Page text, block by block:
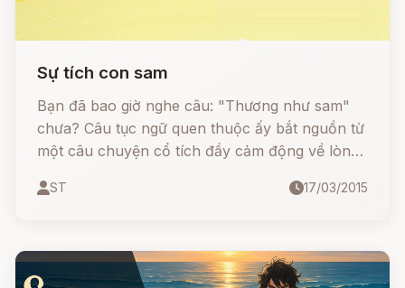
Sự tích con sam
Bạn đã bao giờ nghe câu: "Thương như sam"
chưa? Câu tục ngữ quen thuộc ấy bắt nguồn từ
một câu chuyện cổ tích đầy cảm động về lòng
qua biển cả.
ST 17/03/2015